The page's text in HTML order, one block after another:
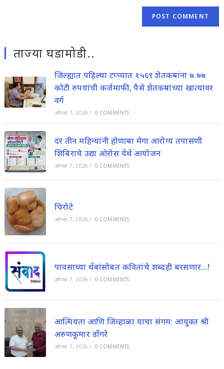
ताज्या घडामोडी..
जिल्ह्यात पहिल्या टप्प्यात १५६९ शेतकऱ्यांना ७.७७
कोटी रुपयांची कर्जमाफी, पैसे शेतकऱ्यांच्या खात्यावर
वर्ग
ऑगस्ट 7, 2026 / 0 COMMENTS
दर तीन महिन्यांनी होणाऱ्या मेगा आरोग्य तपासणी
शिबिराचे उद्या ओरोस येथे आयोजन
ऑगस्ट 7, 2026 / 0 COMMENTS
चिरोटे
ऑगस्ट 7, 2026 / 0 COMMENTS
पावसाच्या थेंबांसोबत कवितांचे शब्दही बरसणार…!
ऑगस्ट 7, 2026 / 0 COMMENTS
आत्मियता आणि जिव्हाळा याचा संगम: आयुक्त श्री
अरुणकुमार डोंगरे
ऑगस्ट 7, 2026 / 0 COMMENTS